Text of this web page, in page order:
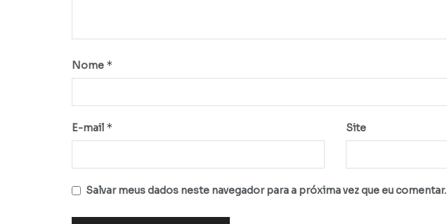
Nome *
E-mail * Site
Salvar meus dados neste navegador para a próxima vez que eu comentar.